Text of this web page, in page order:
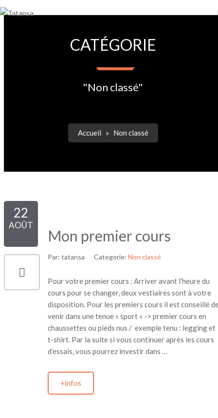
CATÉGORIE
"Non classé"
Accueil » Non classé
22
AOÛT
Mon premier cours
Par: tatansa Categorie: Non classé
Pour votre premier cours : Arriver avant l’heure du
cours pour se changer, deux vestiaires sont à votre
disposition. Pour les premiers cours il est conseillé
venir dans une tenue « sport » -> premier cours en
chaussettes ou pieds nus / exemple tenu : legging et
t-shirt. Par la suite si vous continuer après les cours
d’essais, vous pourrez investir dans …
+infos